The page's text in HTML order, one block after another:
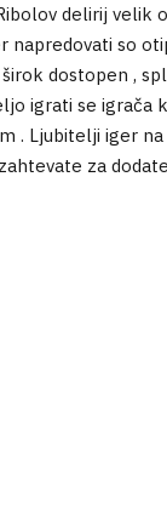
delirij
so
dostopen ,
igrati se igrača
. Ljubitelji iger
za